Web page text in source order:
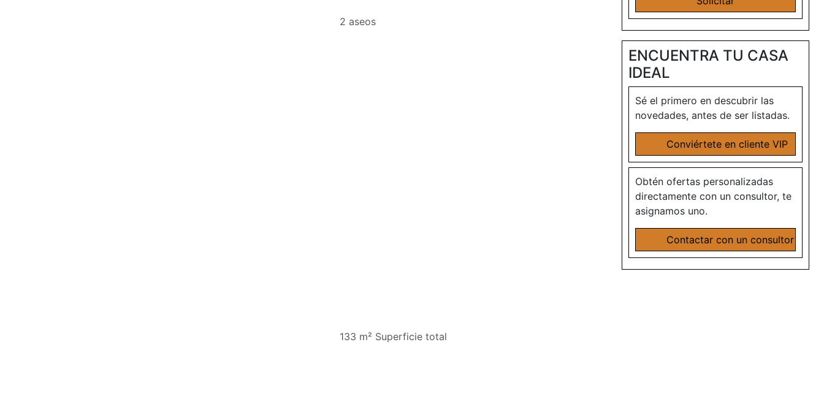
2 aseos
133 m² Superficie total
ENCUENTRA TU CASA
IDEAL
Sé el primero en descubrir las
novedades, antes de ser listadas.
Conviértete en cliente VIP
Obtén ofertas personalizadas
directamente con un consultor, te
asignamos uno.
Contactar con un consultor